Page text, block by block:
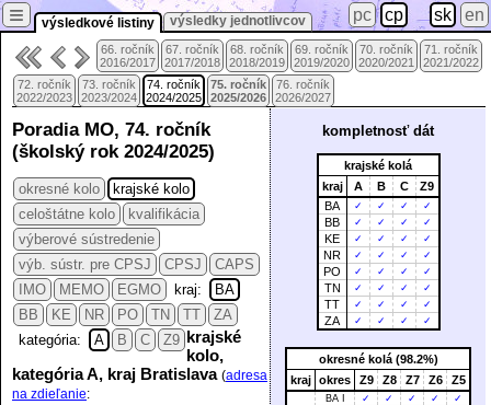
výsledkové listiny výsledky jednotlivcov
≡ pc cp sk en
66. ročník
2016/2017
67. ročník
2017/2018
68. ročník
2018/2019
69. ročník
2019/2020
70. ročník
2020/2021
71. ročník
2021/2022
72. ročník
2022/2023
73. ročník
2023/2024
74. ročník
2024/2025
75. ročník
2025/2026
76. ročník
2026/2027
kompletnosť dát
krajské kolá
kraj
A B C
Z9
BA
✓ ✓ ✓ ✓
BB ✓ ✓ ✓ ✓
KE ✓ ✓ ✓ ✓
NR ✓ ✓ ✓ ✓
PO ✓ ✓ ✓ ✓
TN ✓ ✓ ✓ ✓
TT ✓ ✓ ✓ ✓
ZA ✓ ✓ ✓ ✓
okresné kolá (98.2%)
kraj okres Z9 Z8 Z7 Z6 Z5
BA I ✓ ✓ ✓ ✓
✓
Poradia MO, 74. ročník
(školský rok 2024/2025)
okresné kolo
krajské kolo
celoštátne kolo
kvalifikácia
výberové sústredenie
výb. sústr. pre CPSJ
CPSJ
CAPS
IMO
MEMO EGMO kraj:
BA
BB
KE NR PO TN TT
ZA
kategória:
A B C Z9 krajské
kolo,
kategória A, kraj Bratislava (adresa
na zdieľanie: